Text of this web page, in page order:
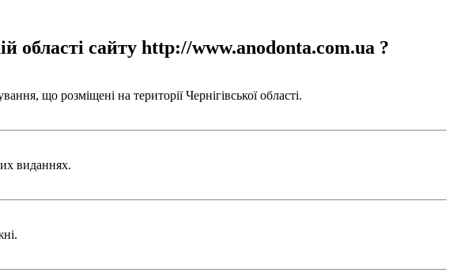
області сайту http://www.anodonta.com.ua ?
що розміщені на території Чернігівської області.
виданнях.